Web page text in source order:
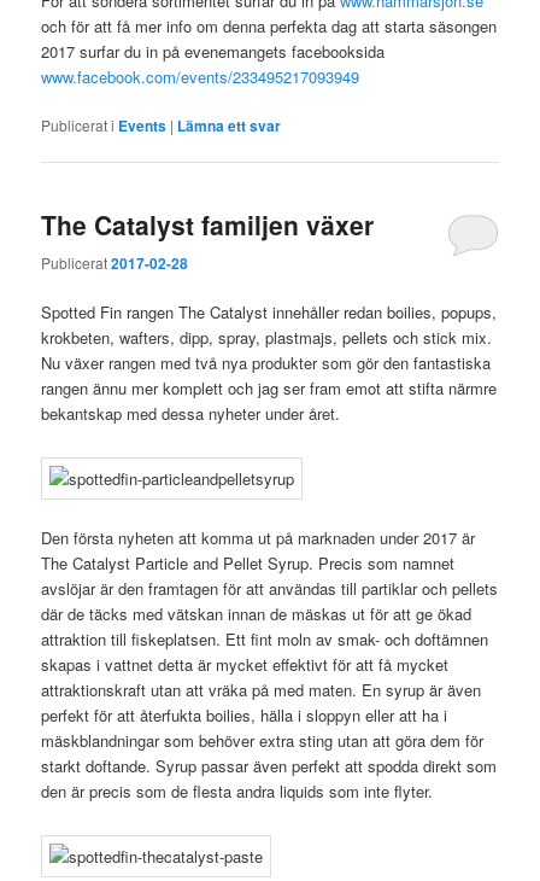
och för att få mer info om denna perfekta dag att starta säsongen
2017 surfar du in på evenemangets facebooksida
www.facebook.com/events/233495217093949
Publicerat i Events | Lämna ett svar
The Catalyst familjen växer
Publicerat2017-02-28
Spotted Fin rangen The Catalyst innehåller redan boilies, popups,
krokbeten, wafters, dipp, spray, plastmajs, pellets och stick mix.
Nu växer rangen med två nya produkter som gör den fantastiska
rangen ännu mer komplett och jag ser fram emot att stifta närmre
bekantskap med dessa nyheter under året.
Den första nyheten att komma ut på marknaden under 2017 är
The Catalyst Particle and Pellet Syrup. Precis som namnet
avslöjar är den framtagen för att användas till partiklar och pellets
där de täcks med vätskan innan de mäskas ut för att ge ökad
attraktion till fiskeplatsen. Ett fint moln av smak- och doftämnen
skapas i vattnet detta är mycket effektivt för att få mycket
attraktionskraft utan att vräka på med maten. En syrup är även
perfekt för att återfukta boilies, hälla i sloppyn eller att ha i
mäskblandningar som behöver extra sting utan att göra dem för
starkt doftande. Syrup passar även perfekt att spodda direkt som
den är precis som de flesta andra liquids som inte flyter.